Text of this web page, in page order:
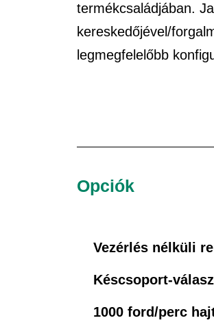
termékcsaládjában.
kereskedőjével/
legmegfelelőbb
Opciók
Vezérlés nélküli
Késcsoport-
1000 ford/perc